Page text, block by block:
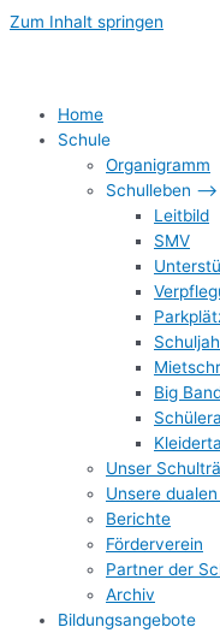
Zum Inhalt springen
Home
Schule
Organigramm
Schulleben –>
Leitbild
SMV
Big
Unser
Unsere
Berichte
Förderverein
Partner der
Archiv
Bildungsangebote